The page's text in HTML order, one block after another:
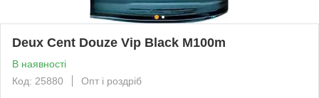
Deux Cent Douze Vip Black M100m
В наявності
Код: 25880
Опт і роздріб